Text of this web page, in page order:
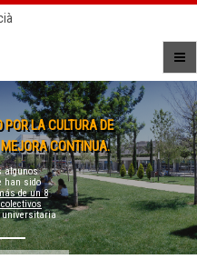
LA CULTURA DE
CONTINUA.
algunos
han sido
de un 8
universitaria